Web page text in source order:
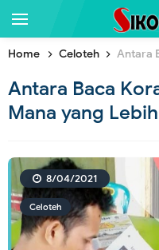
Home Celoteh Antara
Antara Baca
Mana yang
Celoteh
8/04/2021